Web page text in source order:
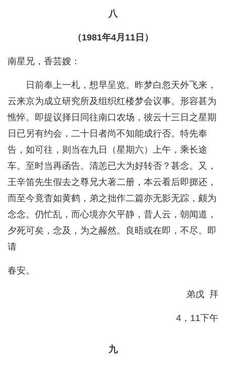
八
（1981年4月11日）
南星兄，香芸嫂：
日前奉上一札，想早呈览。昨梦白忽天外飞来，
云来京为成立研究所及组织红楼梦会议事。形容甚为
憔悴。即提议择日同往南口农场，彼云十三日之星期
日已另有约会，二十日者尚不知能成行否。特先奉
告，如可往，则当在九日（星期六）上午，乘长途
车。至时当再函告。清恙已大为好转否？甚念。又，
王辛笛先生假去之尊兄大著二册，本云看后即掷还，
而至今竟杳如黄鹤，弟之拙作二篇亦无影无踪，颇为
念念。仍忙乱，而心境亦欠平静，昔人云，朝闻道，
夕死可矣，念及，为之赧然。良晤或在即，不尽。即
请
春安。
弟戊 拜
4，11下午
九